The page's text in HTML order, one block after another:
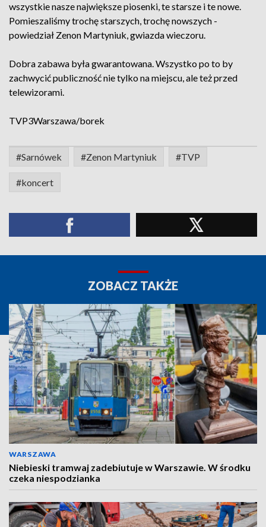
wszystkie nasze największe piosenki, te starsze i te nowe.
Pomieszaliśmy trochę starszych, trochę nowszych -
powiedział Zenon Martyniuk, gwiazda wieczoru.
Dobra zabawa była gwarantowana. Wszystko po to by
zachwycić publiczność nie tylko na miejscu, ale też przed
telewizorami.
TVP3Warszawa/borek
#Sarnówek #Zenon Martyniuk #TVP
#koncert
ZOBACZ TAKŻE
WARSZAWA
Niebieski tramwaj zadebiutuje w Warszawie. W środku
czeka niespodzianka